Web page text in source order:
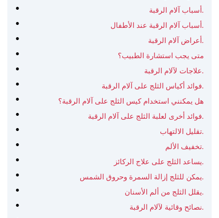
أسباب آلام الرقبة.
أسباب آلام الرقبة عند الأطفال.
أعراض آلام الرقبة.
متى يجب استشارة الطبيب؟
علاجات لآلام الرقبة.
فوائد أكياس الثلج على آلام الرقبة.
هل يمكنني استخدام كيس الثلج على آلام الرقبة؟
فوائد أخرى لعلبة الثلج على آلام الرقبة.
تقليل الالتهاب.
تخفيف الألم.
يساعد الثلج على علاج الركائز.
يمكن للثلج إزالة السمرة وحروق الشمس.
يقلل الثلج من ألم الأسنان.
نصائح وقائية لآلام الرقبة.